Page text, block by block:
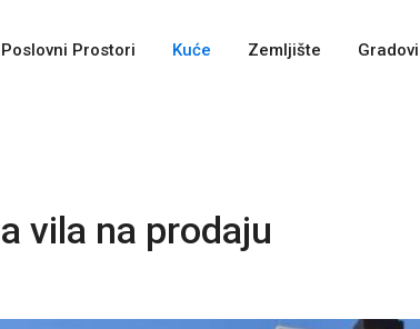
Poslovni Prostori Kuće Zemljište Gradovi
vila na prodaju